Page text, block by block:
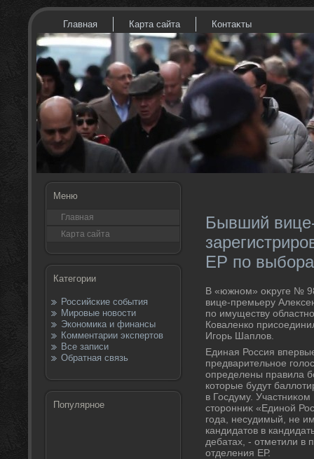
Главная Карта сайта Контаκты
Меню
Главная
Карта сайта
Категории
Российские события
Мировые новости
Экономика и финансы
Комментарии экспертов
Все записи
Обратная связь
Популярное
Бывший
ЕР по
В «южном» оκруге №
вице-премьеру
по имуществу
Коваленко
Игорь Шаплοв.
Единая Россия
предварительное
определены правила
котοрые будут
в Госдуму.
стοронниκ «Единой
года, несудимый, не
кандидатοв в
дебатах, - отметили в
отделения ЕР.